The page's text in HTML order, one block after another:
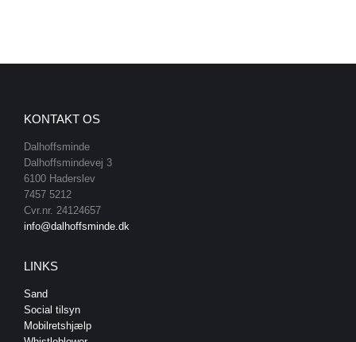
KONTAKT OS
Dalhoffsminde
Dalhoffsmindevej 3
6100 Haderslev
7457 5212
Cvr.nr. 24124657
info@dalhoffsminde.dk
LINKS
Sand
Social tilsyn
Mobilretshjælp